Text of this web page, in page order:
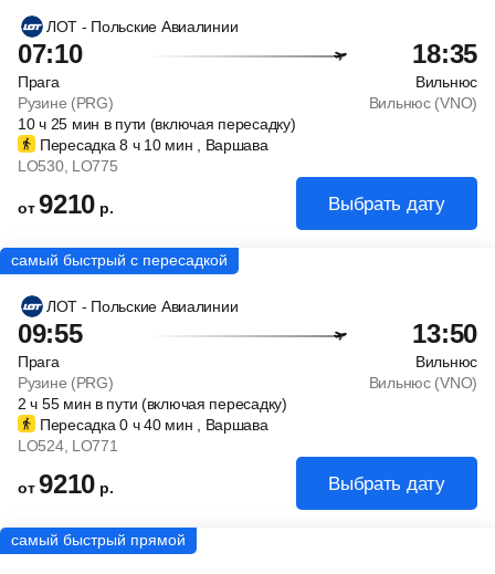
ЛОТ - Польские Авиалинии
07:10 18:35
Прага
Вильнюс
Рузине (PRG)
Вильнюс (VNO)
10ч25 мин в пути (включая пересадку)
Пересадка 8 ч10 мин , Варшава
LO530, LO775
от9210 р. Выбрать дату
ЛОТ - Польские Авиалинии
09:55 13:50
Прага
Вильнюс
Рузине (PRG)
Вильнюс (VNO)
2ч 55 мин в пути (включая пересадку)
Пересадка 0 ч40 мин , Варшава
LO524, LO771
от9210 р. Выбрать дату